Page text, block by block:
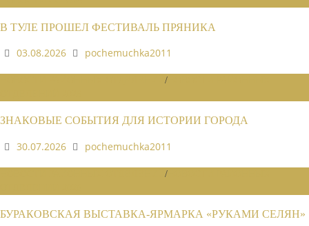
В ТУЛЕ ПРОШЕЛ ФЕСТИВАЛЬ ПРЯНИКА
03.08.2026
pochemuchka2011
/
ЗНАКОВЫЕ СОБЫТИЯ ДЛЯ ИСТОРИИ ГОРОДА
30.07.2026
pochemuchka2011
/
БУРАКОВСКАЯ ВЫСТАВКА-ЯРМАРКА «РУКАМИ СЕЛЯН»